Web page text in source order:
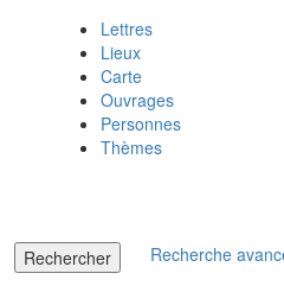
Lettres
Lieux
Carte
Ouvrages
Personnes
Thèmes
Rechercher Recherche